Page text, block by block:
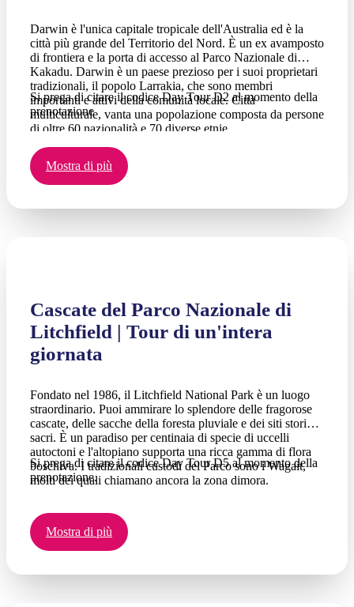
Darwin è l'unica capitale tropicale dell'Australia ed è la
città più grande del Territorio del Nord. È un ex avamposto
di frontiera e la porta di accesso al Parco Nazionale di
Kakadu. Darwin è un paese prezioso per i suoi proprietari
tradizionali, il popolo Larrakia, che sono membri
importanti e attivi della comunità locale. Città
multiculturale, vanta una popolazione composta da persone
di oltre 60 nazionalità e 70 diverse etnie.
Si prega di citare il codice Day Tour D2 al momento della
prenotazione
Mostra di più
Cascate del Parco Nazionale di
Litchfield | Tour di un'intera
giornata
Fondato nel 1986, il Litchfield National Park è un luogo
straordinario. Puoi ammirare lo splendore delle fragorose
cascate, delle sacche della foresta pluviale e dei siti storici
sacri. È un paradiso per centinaia di specie di uccelli
autoctoni e l'altopiano supporta una ricca gamma di flora
boschiva. I tradizionali custodi del Parco sono i Wagait,
molti dei quali chiamano ancora la zona dimora.
Si prega di citare il codice Day Tour D5 al momento della
prenotazione.
Mostra di più